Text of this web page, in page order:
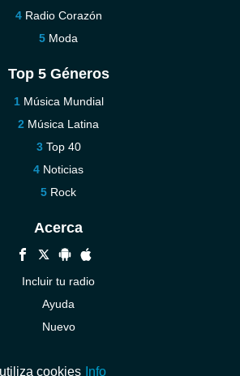
Radio Corazón
Moda
Top 5 Géneros
Música Mundial
Música Latina
Top 40
Noticias
Rock
Acerca
Incluir tu radio
Ayuda
Nuevo
cookies Info